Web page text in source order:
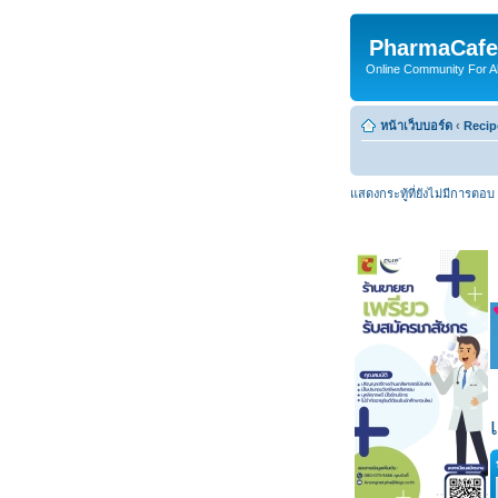
Online Community For
หน้าเว็บบอร์ด ‹
แสดงกระทู้ที่ยังไม่มีการตอบ